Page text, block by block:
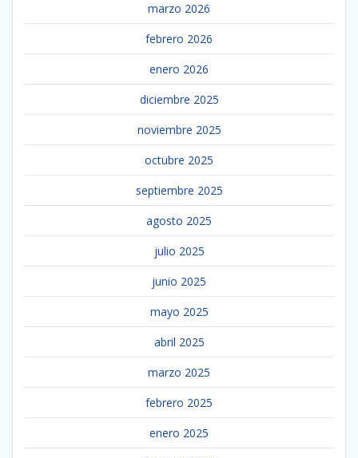
marzo 2026
febrero 2026
enero 2026
diciembre 2025
noviembre 2025
octubre 2025
septiembre 2025
agosto 2025
julio 2025
junio 2025
mayo 2025
abril 2025
marzo 2025
febrero 2025
enero 2025